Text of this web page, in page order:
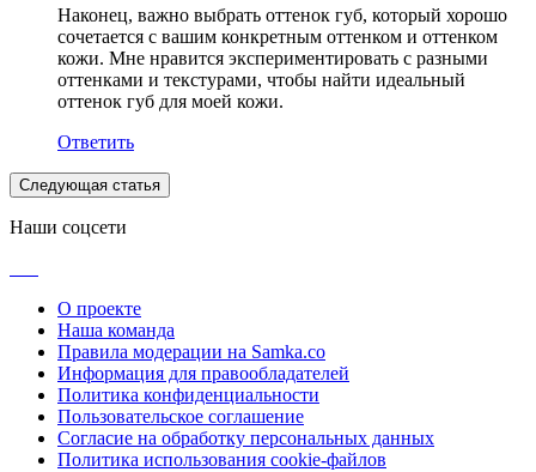
Наконец, важно выбрать оттенок губ, который хорошо
сочетается с вашим конкретным оттенком и оттенком
кожи. Мне нравится экспериментировать с разными
оттенками и текстурами, чтобы найти идеальный
оттенок губ для моей кожи.
Ответить
Следующая статья
Наши соцсети
О проекте
Наша команда
Правила модерации на Samka.co
Информация для правообладателей
Политика конфиденциальности
Пользовательское соглашение
Согласие на обработку персональных данных
Политика использования cookie-файлов